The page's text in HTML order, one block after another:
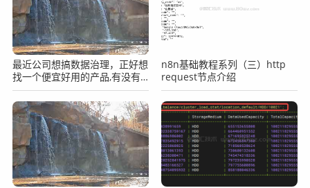
最近公司想搞数据治理，正好想
找一个便宜好用的产品,有没有
推荐啊？
n8n基础教程系列（三）http
request节点介绍